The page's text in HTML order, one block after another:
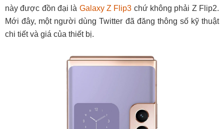
này được đồn đại là Galaxy Z Flip3 chứ không phải Z Flip2.
Mới đây, một người dùng Twitter đã đăng thông số kỹ thuật
chi tiết và giá của thiết bị.